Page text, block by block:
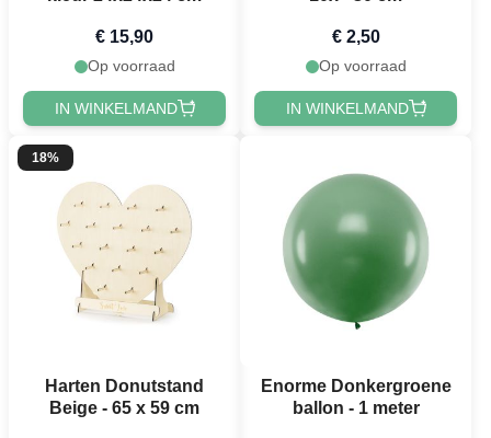
€ 15,90
Op voorraad
IN WINKELMAND
€ 2,50
Op voorraad
IN WINKELMAND
18%
Harten Donutstand
Beige - 65 x 59 cm
Enorme Donkergroene
ballon - 1 meter